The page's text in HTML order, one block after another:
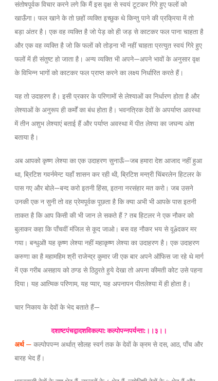
संतोषपूर्वक विचार करने लगे कि मैं इस वृक्ष से स्वयं टूटकर गिरे हुए फलों को
खाऊँगा। फल खाने के तो छहों व्यक्ति इच्छुक थे किन्तु पाने की प्रक्रिया में तो
बड़ा अंतर है। एक वह व्यक्ति है जो पेड़ को ही जड़ से काटकर फल पाना चाहता है
और एक वह व्यक्ति है जो कि फलों को तोड़ना भी नहीं चाहता प्रत्युत स्वयं गिरे हुए
फलों में ही संतुष्ट हो जाता है। अन्य व्यक्ति भी अपने—अपने भावों के अनुसार वृक्ष
के विभिन्न भागों को काटकर फल प्राप्त करने का लक्ष्य निर्धारित करते हैं।
यह तो उदाहरण है। इसी प्रकार के परिणामों से लेश्याओं का निर्धारण होता है और
लेश्याओं के अनुरूप ही कर्मों का बंध होता है। भवनत्रिक देवों के अपर्याप्त अवस्था
में तीन अशुभ लेश्याएं बताई हैं और पर्याप्त अवस्था में पीत लेश्या का जघन्य अंश
बताया है।
अब आपको कृष्ण लेश्या का एक उदाहरण सुनाऊँ—जब हमारा देश आजाद नहीं हुआ
था, ब्रिटिश गवर्नमेन्ट यहाँ शासन कर रही थी, ब्रिटिश मन्त्री चिंबरलेन हिटलर के
पास गए और बोले—बन्द करो इतनी हिंसा, इतना नरसंहार मत करो। जब उसने
उनकी एक न सुनी तो वह प्रेमपूर्वक पूछता है कि क्या अभी भी आपके पास इतनी
ताकत है कि आप किसी की भी जान ले सकते हैं ? तब हिटलर ने एक नौकर को
बुलाकर कहा कि पाँचवीं मंजिल से कूद जाओ। बस वह नौकर भय से वूâदकर मर
गया। बन्धुओं! यह कृष्ण लेश्या नहीं महाकृष्ण लेश्या का उदाहरण है। एक उदाहरण
करुणा का है महामहिम श्री राजेन्द्र कुमार जी एक बार अपने ऑफिस जा रहे थे मार्ग
में एक गरीब असहाय को ठण्ड से ठिठुरते हुये देखा तो अपना कीमती कोट उसे पहना
दिया। यह आत्मिक परिणाम, यह प्यार, यह अपनापन पीतलेश्या में ही होता है।
चार निकाय के देवों के भेद बताते हैं—
दशाष्टपंचद्वादशविकल्पा: कल्पोपन्नपर्यन्ता:।।३।।
अर्थ— कल्पोपपन्न अर्थात् सोलह स्वर्ग तक के देवों के क्रम से दस, आठ, पाँच और
बारह भेद हैं।